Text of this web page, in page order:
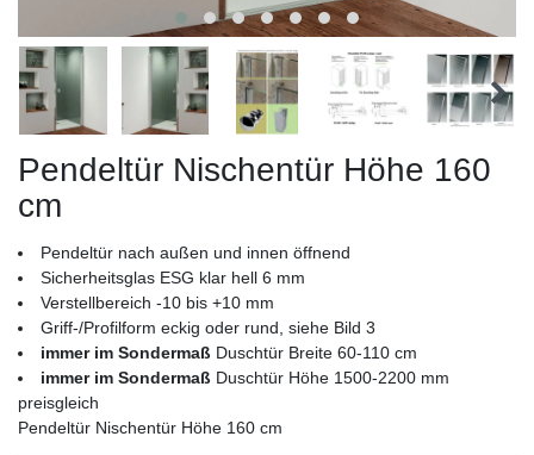
Pendeltür Nischentür Höhe 160
cm
Pendeltür nach außen und innen öffnend
Sicherheitsglas ESG klar hell 6 mm
Verstellbereich -10 bis +10 mm
Griff-/Profilform eckig oder rund, siehe Bild 3
immer im Sondermaß Duschtür Breite 60-110 cm
immer im Sondermaß Duschtür Höhe 1500-2200 mm
preisgleich
Pendeltür Nischentür Höhe 160 cm